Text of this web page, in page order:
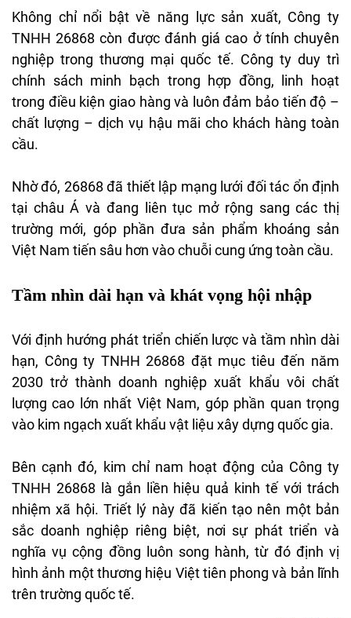
Không chỉ nổi bật về năng lực sản xuất, Công ty
TNHH 26868 còn được đánh giá cao ở tính chuyên
nghiệp trong thương mại quốc tế. Công ty duy trì
chính sách minh bạch trong hợp đồng, linh hoạt
trong điều kiện giao hàng và luôn đảm bảo tiến độ –
chất lượng – dịch vụ hậu mãi cho khách hàng toàn
cầu.
Nhờ đó, 26868 đã thiết lập mạng lưới đối tác ổn định
tại châu Á và đang liên tục mở rộng sang các thị
trường mới, góp phần đưa sản phẩm khoáng sản
Việt Nam tiến sâu hơn vào chuỗi cung ứng toàn cầu.
Tầm nhìn dài hạn và khát vọng hội nhập
Với định hướng phát triển chiến lược và tầm nhìn dài
hạn, Công ty TNHH 26868 đặt mục tiêu đến năm
2030 trở thành doanh nghiệp xuất khẩu vôi chất
lượng cao lớn nhất Việt Nam, góp phần quan trọng
vào kim ngạch xuất khẩu vật liệu xây dựng quốc gia.
Bên cạnh đó, kim chỉ nam hoạt động của Công ty
TNHH 26868 là gắn liền hiệu quả kinh tế với trách
nhiệm xã hội. Triết lý này đã kiến tạo nên một bản
sắc doanh nghiệp riêng biệt, nơi sự phát triển và
nghĩa vụ cộng đồng luôn song hành, từ đó định vị
hình ảnh một thương hiệu Việt tiên phong và bản lĩnh
trên trường quốc tế.